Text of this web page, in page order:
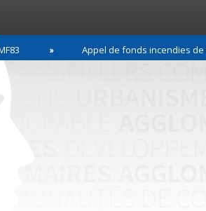
Appel de fonds incendies de forêt